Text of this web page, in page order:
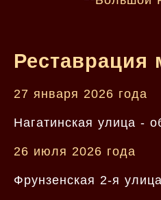
27 января 2026 года
Нагатинская улица -
26 июля 2026 года
Фрунзенская 2-я